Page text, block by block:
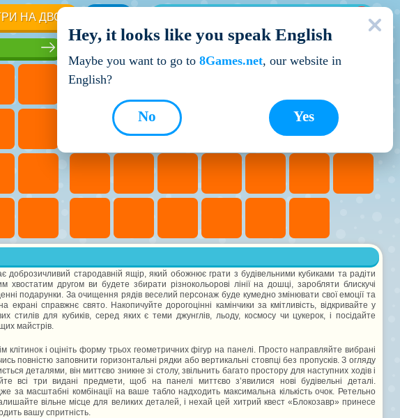
НА ДВОХ
Кращі ігри
доброзичливий стародавній ящір, який обожнює грати з будівельними кубиками та радіти
другом ви будете збирати різнокольорові лінії на дошці, заробляти блискучі
подарунки. За очищення рядів веселий персонаж буде кумедно змінювати свої емоції та
екрані справжнє свято. Накопичуйте дорогоцінні камінчики за кмітливість, відкривайте у
стилів для кубиків, серед яких є теми джунглів, льоду, космосу чи цукерок, і посідайте
майстрів.
клітинок і оцініть форму трьох геометричних фігур на панелі. Просто направляйте вибрані
повністю заповнити горизонтальні рядки або вертикальні стовпці без пропусків. З огляду
деталями, він миттєво зникне зі столу, звільнить багато простору для наступних ходів і
всі три видані предмети, щоб на панелі миттєво з’явилися нові будівельні деталі.
за масштабні комбінації на ваше табло надходить максимальна кількість очок. Ретельно
вільне місце для великих деталей, і нехай цей хитрий квест «Блокозавр» принесе
вашу спритність.
Hey, it looks like you speak English
Maybe you want to go to 8Games.net, our website in
English?
Yes
No